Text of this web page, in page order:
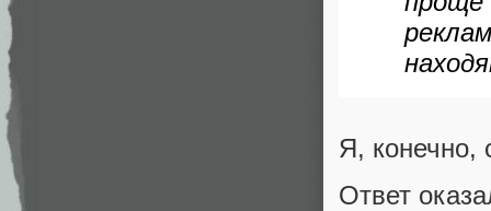
Я, конечно,
Ответ